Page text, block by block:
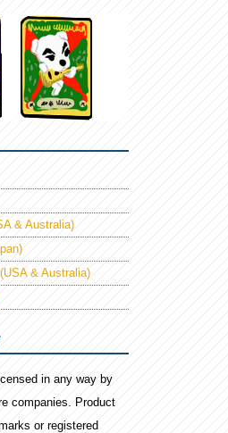
& Australia)
& Australia)
in any way by
companies. Product
or registered